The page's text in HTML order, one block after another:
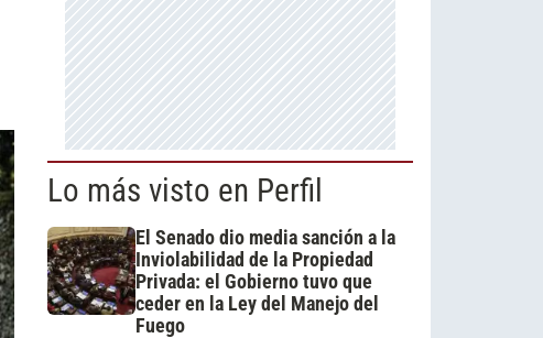
Lo más visto en Perfil
El Senado dio media sanción a la
Inviolabilidad de la Propiedad
Privada: el Gobierno tuvo que
ceder en la Ley del Manejo del
Fuego